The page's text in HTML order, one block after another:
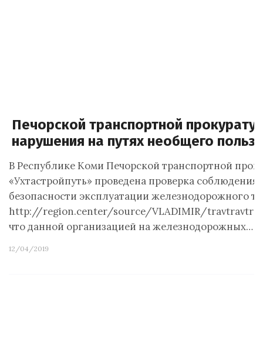
Печорской транспортной
нарушения на путях необщего
В Республике Коми Печорской транспортной
«Ухтастройпуть» проведена проверка соблюдения
безопасности эксплуатации железнодорожного
http://region.center/source/VLADIMIR/
что данной организацией на железнодорожных…
12/04/2019